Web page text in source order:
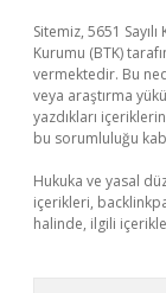
Sitemiz, 5651
Kurumu (BTK)
vermektedir. Bu
veya araştırma
yazdıkları
bu sorumluluğu
Hukuka ve yasal
içerikleri,
halinde, ilgili